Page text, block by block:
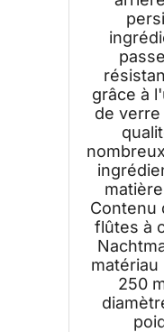
grâce à
de
Contenu
flûtes à
matériau
250